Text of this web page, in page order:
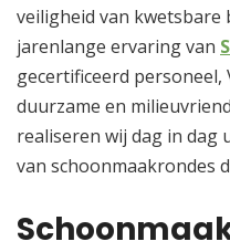
veiligheid van kwetsbare
jarenlange ervaring van
gecertificeerd personeel,
duurzame en
realiseren wij dag in dag
van schoonmaakrondes